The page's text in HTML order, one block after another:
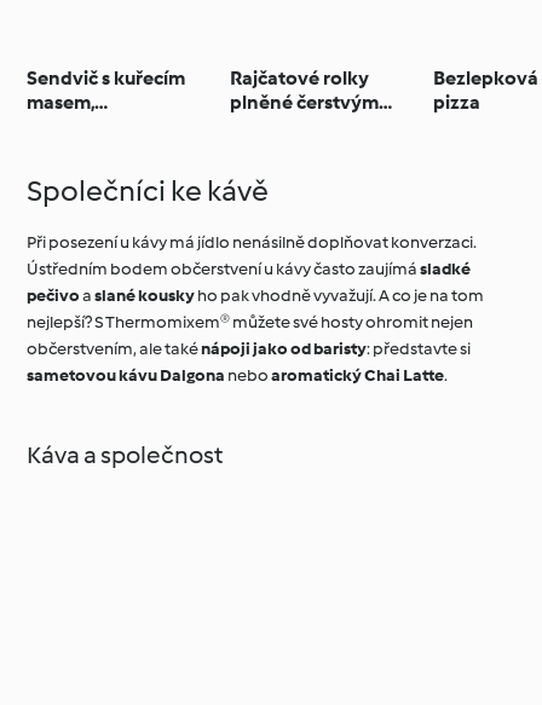
Sendvič s kuřecím
masem,
Rajčatové rolky
plněné čerstvým
pizza
Společníci ke kávě
Při posezení u kávy má jídlo nenásilně doplňovat konverzaci.
Ústředním bodem občerstvení u kávy často zaujímásladké
pečivoaslané kouskyho pak vhodně vyvažují. A co je na tom
nejlepší? S Thermomixem® můžete své hosty ohromit nejen
občerstvením, ale takénápoji jako od baristy: představte si
sametovou kávu Dalgona neboaromatický Chai Latte.
Káva a společnost